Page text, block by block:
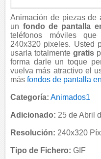
Animación de piezas de
un fondo de pantalla
teléfonos móviles
240x320 pixeles. Usted
usarla totalmentegratis
forma darle un toque
vuelva más atractivo el
másfondos de pantalla
Categoría: Animados1
Adicionado: 25 de Abril
Resolución: 240x320
Tipo de Fichero: GIF